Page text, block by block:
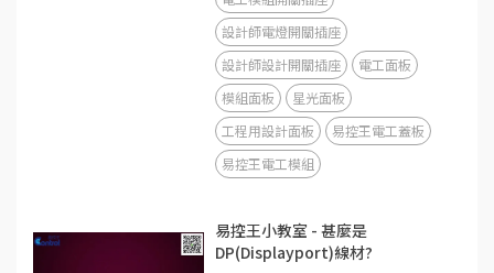
設計師電燈開關插座
設計師設計開關插座
電工面板
模組面板
星光面板
工程用設計面板
易控王電工蓋板
易控王電工模組
易控王小教室 - 甚麼是
DP(Displayport)線材?